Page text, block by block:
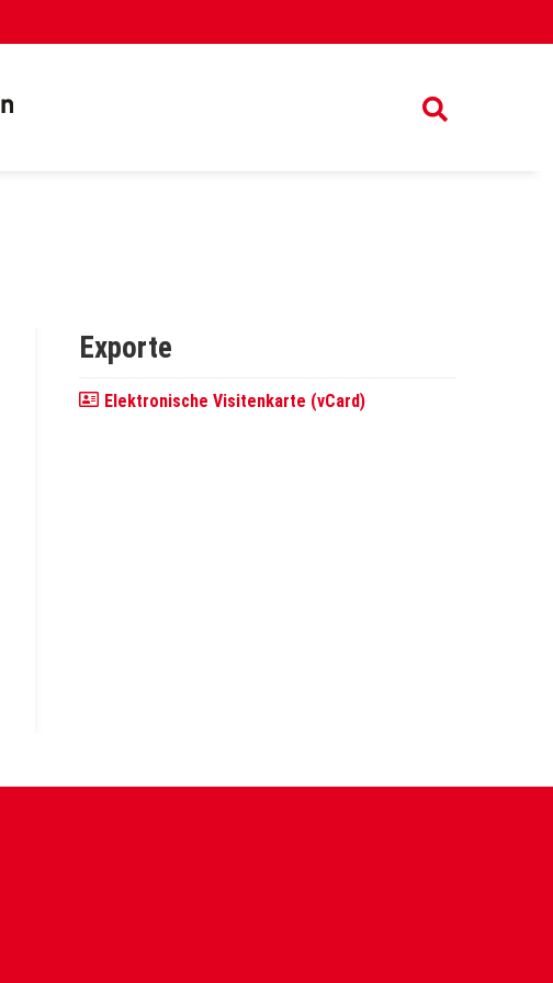
Exporte
Elektronische Visitenkarte (vCard)